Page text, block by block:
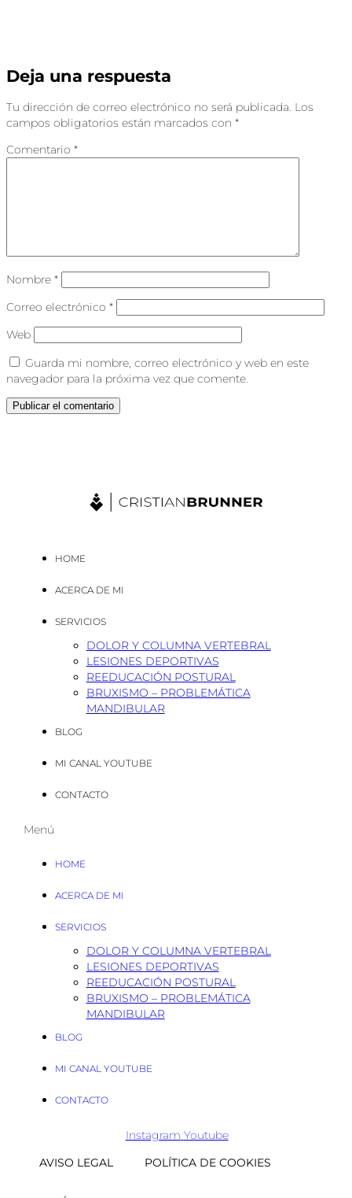
Deja una respuesta
Tu dirección de correo electrónico no será publicada. Los
campos obligatorios están marcados con *
Comentario *
Nombre *
Correo electrónico *
Web
Guarda mi nombre, correo electrónico y web en este
navegador para la próxima vez que comente.
HOME
ACERCA DE MI
SERVICIOS
DOLOR Y COLUMNA VERTEBRAL
LESIONES DEPORTIVAS
REEDUCACIÓN POSTURAL
BRUXISMO – PROBLEMÁTICA
MANDIBULAR
BLOG
MI CANAL YOUTUBE
CONTACTO
Menú
HOME
ACERCA DE MI
SERVICIOS
DOLOR Y COLUMNA VERTEBRAL
LESIONES DEPORTIVAS
REEDUCACIÓN POSTURAL
BRUXISMO – PROBLEMÁTICA
MANDIBULAR
BLOG
MI CANAL YOUTUBE
CONTACTO
Instagram Youtube
AVISO LEGAL
POLÍTICA DE COOKIES